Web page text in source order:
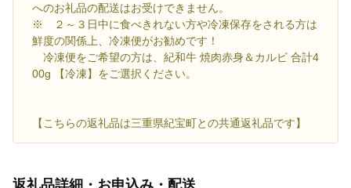
へのお礼品の配送はお受けできません。
※ ２～３日中に食べきれない方や冷凍保存をされる方は
鮮度の関係上、冷凍便がお勧めです！
冷凍便をご希望の方は、紀和牛 焼肉赤身＆カルビ 合計4
00g 【冷凍】をご選択ください。
【こちらの返礼品は三重県紀宝町との共通返礼品です】
返礼品詳細・お申込み・配送